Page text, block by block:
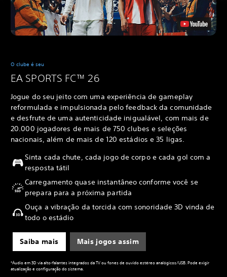
O clube é seu
EA SPORTS FC™ 26
Jogue do seu jeito com uma experiência de gameplay
reformulada e impulsionada pelo feedback da comunidade
e desfrute de uma autenticidade inigualável, com mais de
20.000 jogadores de mais de 750 clubes e seleções
nacionais, além de mais de 120 estádios e 35 ligas.
Sinta cada chute, cada jogo de corpo e cada gol com a
resposta tátil
Carregamento quase instantâneo conforme você se
prepara para a próxima partida
Ouça a vibração da torcida com sonoridade 3D vinda de
todo o estádio
Saiba mais Mais jogos assim
*Áudio em 3D via alto-falantes integrados da TV ou fones de ouvido estéreo analógicos/USB. Pode exigir
atualização e configuração do sistema.